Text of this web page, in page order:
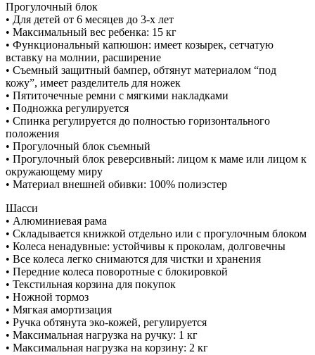
Прогулочный блок
• Для детей от 6 месяцев до 3-х лет
• Максимальный вес ребенка: 15 кг
• Функциональный капюшон: имеет козырек, сетчатую
вставку на молнии, расширение
• Съемный защитный бампер, обтянут материалом “под
кожу”, имеет разделитель для ножек
• Пятиточечные ремни с мягкими накладками
• Подножка регулируется
• Спинка регулируется до полностью горизонтального
положения
• Прогулочный блок съемный
• Прогулочный блок реверсивный: лицом к маме или лицом к
окружающему миру
• Материал внешней обивки: 100% полиэстер
Шасси
• Алюминиевая рама
• Складывается книжкой отдельно или с прогулочным блоком
• Колеса ненадувные: устойчивы к проколам, долговечны
• Все колеса легко снимаются для чистки и хранения
• Передние колеса поворотные с блокировкой
• Текстильная корзина для покупок
• Ножной тормоз
• Мягкая амортизация
• Ручка обтянута эко-кожей, регулируется
• Максимальная нагрузка на ручку: 1 кг
• Максимальная нагрузка на корзину: 2 кг